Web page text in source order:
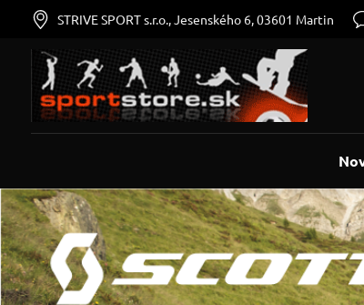
STRIVE SPORT s.r.o., Jesenského 6, 03601 Martin